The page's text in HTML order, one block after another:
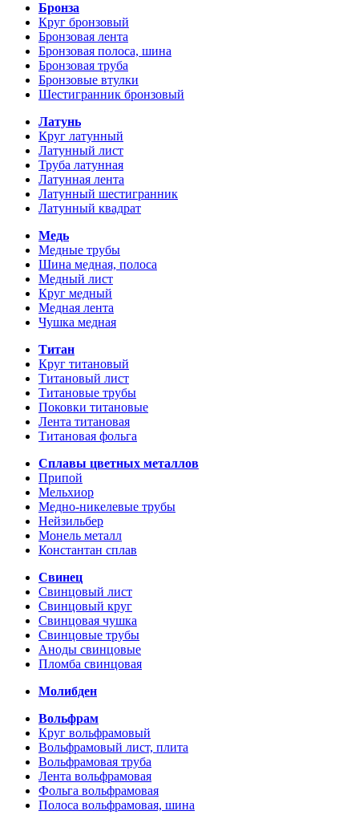
Бронза
Круг бронзовый
Бронзовая лента
Бронзовая полоса, шина
Бронзовая труба
Бронзовые втулки
Шестигранник бронзовый
Латунь
Круг латунный
Латунный лист
Труба латунная
Латунная лента
Латунный шестигранник
Латунный квадрат
Медь
Медные трубы
Шина медная, полоса
Медный лист
Круг медный
Медная лента
Чушка медная
Титан
Круг титановый
Титановый лист
Титановые трубы
Поковки титановые
Лента титановая
Титановая фольга
Сплавы цветных металлов
Припой
Мельхиор
Медно-никелевые трубы
Нейзильбер
Монель металл
Константан сплав
Свинец
Свинцовый лист
Свинцовый круг
Свинцовая чушка
Свинцовые трубы
Аноды свинцовые
Пломба свинцовая
Молибден
Вольфрам
Круг вольфрамовый
Вольфрамовый лист, плита
Вольфрамовая труба
Лента вольфрамовая
Фольга вольфрамовая
Полоса вольфрамовая, шина